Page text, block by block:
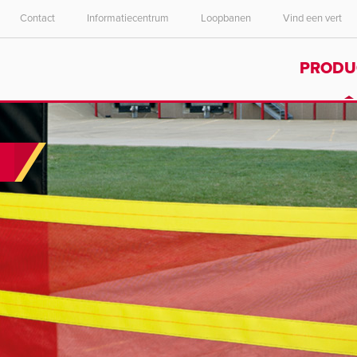
English
English
Contact Informatiecentrum Loopbanen Vind een vert